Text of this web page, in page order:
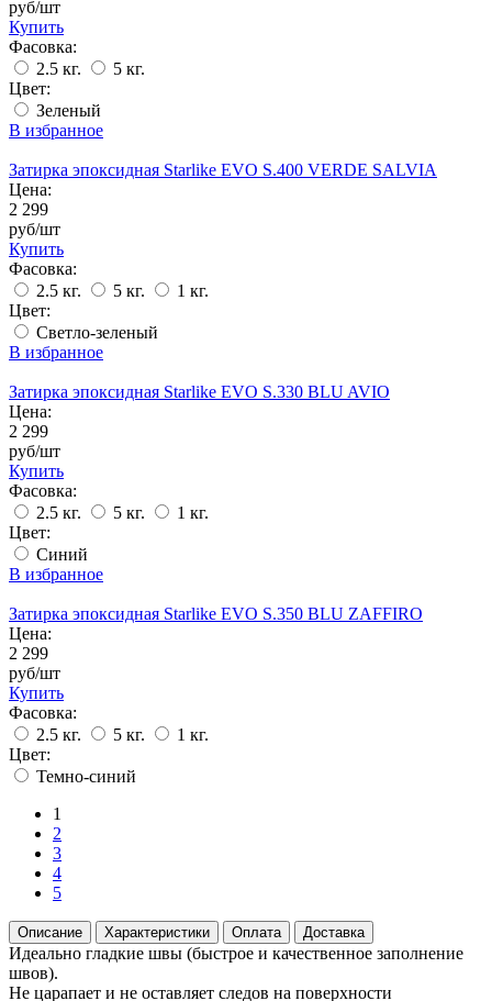
руб/шт
Купить
Фасовка:
2.5 кг.
5 кг.
Цвет:
Зеленый
В избранное
Затирка эпоксидная Starlike EVO S.400 VERDE SALVIA
Цена:
2 299
руб/шт
Купить
Фасовка:
2.5 кг.
5 кг.
1 кг.
Цвет:
Светло-зеленый
В избранное
Затирка эпоксидная Starlike EVO S.330 BLU AVIO
Цена:
2 299
руб/шт
Купить
Фасовка:
2.5 кг.
5 кг.
1 кг.
Цвет:
Синий
В избранное
Затирка эпоксидная Starlike EVO S.350 BLU ZAFFIRO
Цена:
2 299
руб/шт
Купить
Фасовка:
2.5 кг.
5 кг.
1 кг.
Цвет:
Темно-синий
1
2
3
4
5
Описание Характеристики Оплата Доставка
Идеально гладкие швы (быстрое и качественное заполнение
швов).
Не царапает и не оставляет следов на поверхности